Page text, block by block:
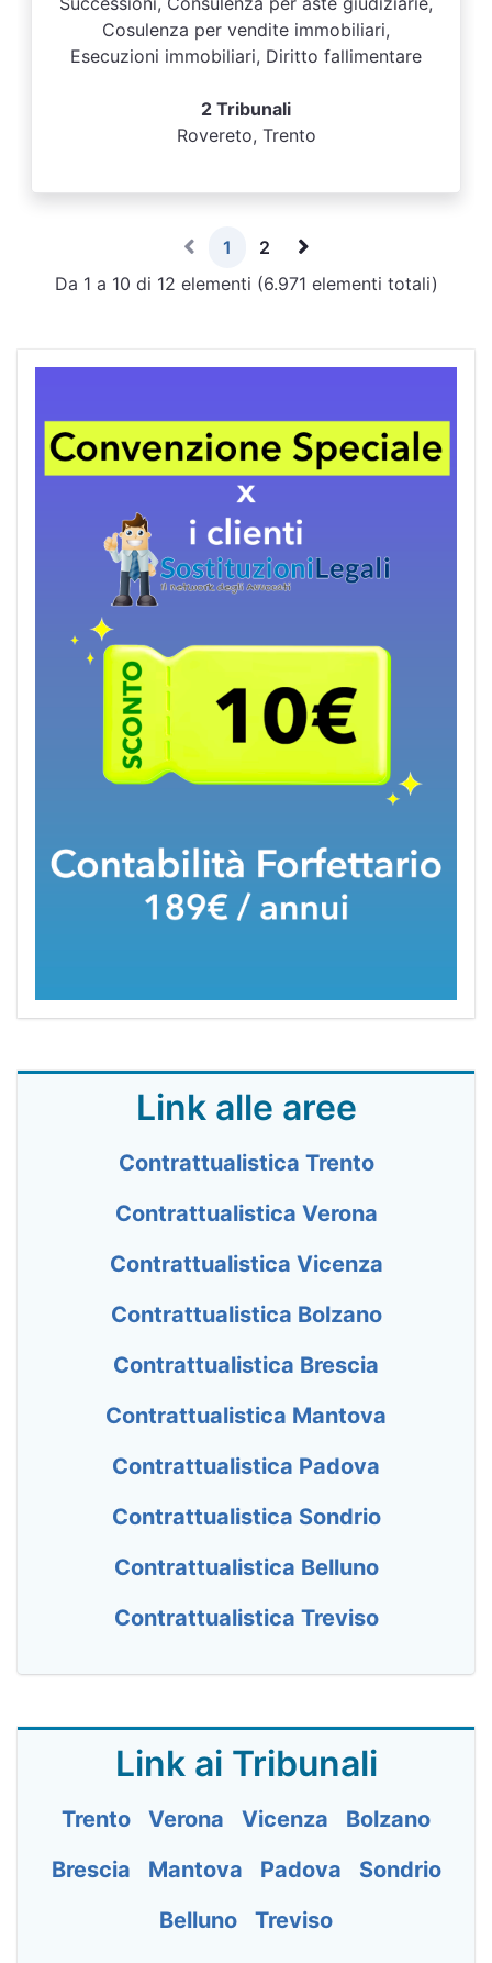
Cosulenza per vendite immobiliari,
Esecuzioni immobiliari, Diritto fallimentare
2 Tribunali
Rovereto, Trento
1
2
Da 1 a 10 di 12 elementi (6.971 elementi totali)
Link alle aree
Contrattualistica Trento
Contrattualistica Verona
Contrattualistica Vicenza
Contrattualistica Bolzano
Contrattualistica Brescia
Contrattualistica Mantova
Contrattualistica Padova
Contrattualistica Sondrio
Contrattualistica Belluno
Contrattualistica Treviso
Link ai Tribunali
Trento Verona Vicenza
Bolzano
Brescia
Mantova Padova
Sondrio
Belluno
Treviso